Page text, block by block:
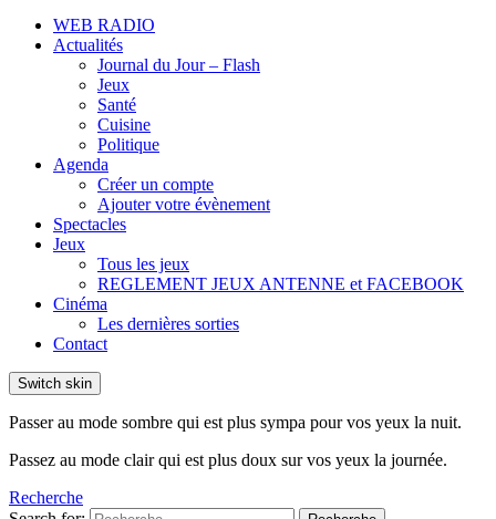
WEB RADIO
Actualités
Journal du Jour – Flash
Jeux
Santé
Cuisine
Politique
Agenda
Créer un compte
Ajouter votre évènement
Spectacles
Jeux
Tous les jeux
REGLEMENT JEUX ANTENNE et FACEBOOK
Cinéma
Les dernières sorties
Contact
Switch skin
Passer au mode sombre qui est plus sympa pour vos yeux la nuit.
Passez au mode clair qui est plus doux sur vos yeux la journée.
Recherche